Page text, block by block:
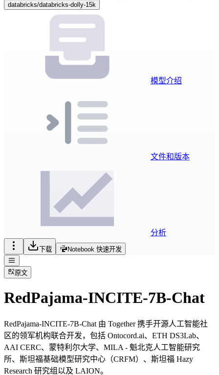
databricks/databricks-dolly-15k
模型介绍
文件和版本
分析
下载 Notebook 快速开发
原文
RedPajama-INCITE-7B-Chat
RedPajama-INCITE-7B-Chat 由 Together 携手开源人工智能社
区的领军机构联合开发，包括 Ontocord.ai、ETH DS3Lab、
AAI CERC、蒙特利尔大学、MILA - 魁北克人工智能研究
所、斯坦福基础模型研究中心（CRFM）、斯坦福 Hazy
Research 研究组以及 LAION。